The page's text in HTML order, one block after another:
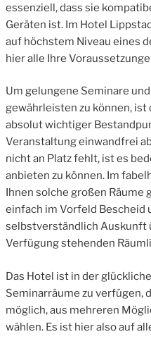
essenziell, dass sie
Geräten ist. Im Hotel
auf höchstem Niveau eines
hier alle Ihre
Um gelungene Seminare
gewährleisten zu können,
absolut wichtiger
Veranstaltung einwandfrei
nicht an Platz fehlt, ist es
anbieten zu können. Im
Ihnen solche großen Räume
einfach im Vorfeld Bescheid
selbstverständlich Auskunft
Verfügung stehenden
Das Hotel ist in der
Seminarräume zu verfügen,
möglich, aus mehreren
wählen. Es ist hier also auf